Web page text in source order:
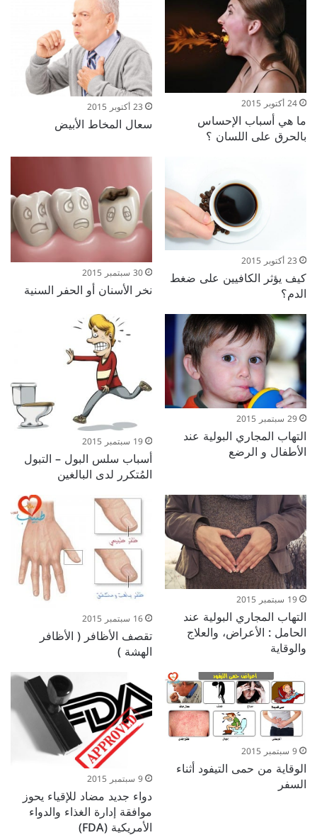
24 أكتوبر 2015
ما هي أسباب الإحساس
بالحرق على اللسان ؟
23 أكتوبر 2015
سعال المخاط الأبيض
23 أكتوبر 2015
كيف يؤثر الكافيين على ضغط
الدم؟
30 سبتمبر 2015
نخر الأسنان أو الحفر السنية
29 سبتمبر 2015
التهاب المجاري البولية عند
الأطفال و الرضع 19 سبتمبر 2015
أسباب سلس البول – التبول
المُتكرر لدى البالغين
19 سبتمبر 2015
التهاب المجاري البولية عند
الحامل : الأعراض، والعلاج
والوقاية
16 سبتمبر 2015
تقصف الأظافر ( الأظافر
الهشة )
9 سبتمبر 2015
الوقاية من حمى التيفود أثناء
السفر 9 سبتمبر 2015
دواء جديد مضاد للإقياء يحوز
موافقة إدارة الغذاء والدواء
الأمريكية (FDA)